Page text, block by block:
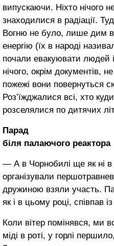
випускаючи. Ніхто нічого
знаходилися в радіації.
Вогню не було, лише дим
енергію (їх в народі
почали евакуювати людей
нічого, окрім документів,
пожежі вони повернуться
Роз’їжджалися всі, хто
розселялися по дитячих
Парад
біля палаючого реактора
— А в Чорнобилі ще як ні
організували
дружиною взяли участь.
як і в цьому році, співпав
Коли вітер помінявся, ми
міді в роті, у горлі